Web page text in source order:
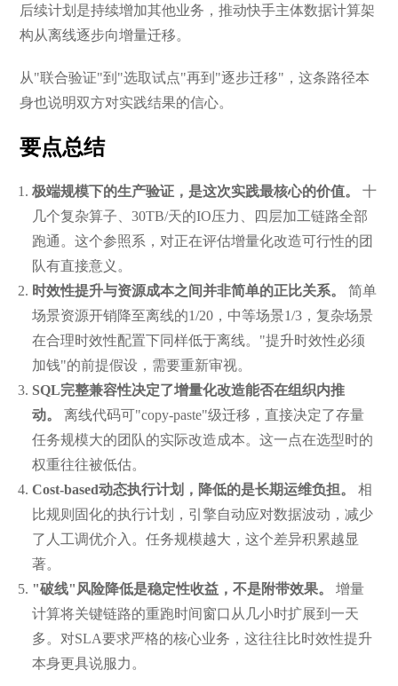
后续计划是持续增加其他业务，推动快手主体数据计算架
构从离线逐步向增量迁移。
从"联合验证"到"选取试点"再到"逐步迁移"，这条路径本
身也说明双方对实践结果的信心。
要点总结
极端规模下的生产验证，是这次实践最核心的价值。
十
几个复杂算子、30TB/天的IO压力、四层加工链路全部
跑通。这个参照系，对正在评估增量化改造可行性的团
队有直接意义。
时效性提升与资源成本之间并非简单的正比关系。
简单
场景资源开销降至离线的1/20，中等场景1/3，复杂场景
在合理时效性配置下同样低于离线。"提升时效性必须
加钱"的前提假设，需要重新审视。
SQL完整兼容性决定了增量化改造能否在组织内推
动。
离线代码可"copy-paste"级迁移，直接决定了存量
任务规模大的团队的实际改造成本。这一点在选型时的
权重往往被低估。
Cost-based动态执行计划，降低的是长期运维负担。
相
比规则固化的执行计划，引擎自动应对数据波动，减少
了人工调优介入。任务规模越大，这个差异积累越显
著。
"破线"风险降低是稳定性收益，不是附带效果。
增量
计算将关键链路的重跑时间窗口从几小时扩展到一天
多。对SLA要求严格的核心业务，这往往比时效性提升
本身更具说服力。